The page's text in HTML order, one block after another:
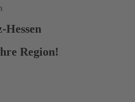
Hessen
Region!